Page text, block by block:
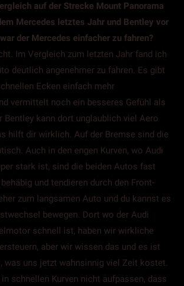
auf der Strecke Mount Panorama
Mercedes letztes Jahr und Bentley vor
der Mercedes einfacher zu fahren?
Im Vergleich zum letzten Jahr fand ich
deutlich angenehmer zu fahren. Es gibt
Ecken einfach mehr
vermittelt noch ein besseres Gefühl als
Bentley kann dort unglaublich viel Aero
hilft dir wirklich. Auf der Bremse sind die
Auch in den engen Kurven, wo Audi
stark ist, sind die beiden Autos fast
und tendieren durch den Front-
zum langsamen Auto und du kannst es
bewegen. Dort wo der Audi
schnell ist, haben wir wirkliche
aber wir wissen das und es ist
was uns jetzt wahnsinnig viel Zeit kostet.
schnellen Kurven nicht aufpassen, dass